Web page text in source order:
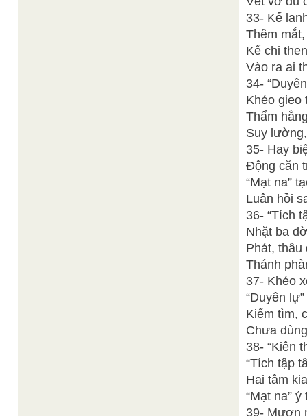
33- Kế
Thêm
Kể chi
Vào ra ai
34-
Khéo gieo
Thẩm
Suy
35- Hay
Động căn
“Mạt na”
Luân hồi
36- “Tích
Nhặt ba
Phát, thâu
Thánh
37- Khéo
“Duyên
Kiếm tìm,
Chưa
38- “Kiên
“Tích tập
Hai tâm
“Mạt na”
39- Mượn